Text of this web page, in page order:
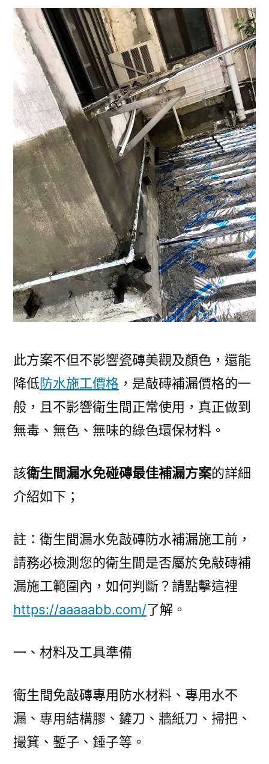
此方案不但不影響瓷磚美觀及顏色，還能
降低防水施工價格 ，是敲磚補漏價格的一
般，且不影響衛生間正常使用，真正做到
無毒、無色、無味的綠色環保材料。
該衛生間漏水免碰磚最佳補漏方案的詳細
介紹如下；
註：衛生間漏水免敲磚防水補漏施工前，
請務必檢測您的衛生間是否屬於免敲磚補
漏施工範圍內，如何判斷？請點擊這裡
https://aaaaabb.com/了解。
一、材料及工具準備
衛生間免敲磚專用防水材料、專用水不
漏、專用結構膠、鏟刀、牆紙刀、掃把、
撮箕、鏨子、錘子等。